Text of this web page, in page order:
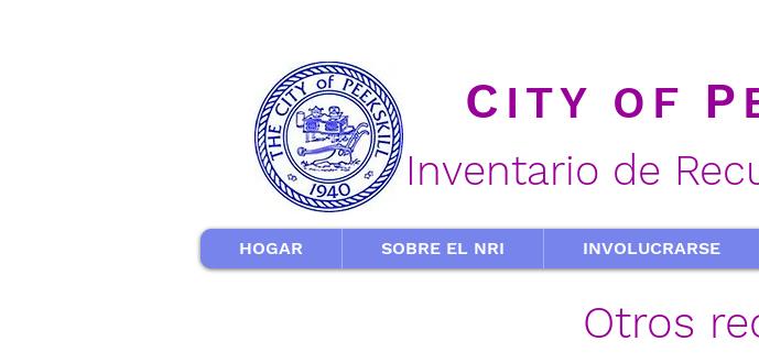
C ITY OF P
Inventario de
HOGAR SOBRE EL NRI INVOLUCRARSE
Otros